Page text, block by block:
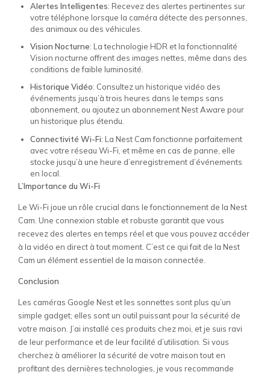
Alertes Intelligentes: Recevez des alertes pertinentes sur
votre téléphone lorsque la caméra détecte des personnes,
des animaux ou des véhicules.
Vision Nocturne: La technologie HDR et la fonctionnalité
Vision nocturne offrent des images nettes, même dans des
conditions de faible luminosité.
Historique Vidéo: Consultez un historique vidéo des
événements jusqu’à trois heures dans le temps sans
abonnement, ou ajoutez un abonnement Nest Aware pour
un historique plus étendu.
Connectivité Wi-Fi: La Nest Cam fonctionne parfaitement
avec votre réseau Wi-Fi, et même en cas de panne, elle
stocke jusqu’à une heure d’enregistrement d’événements
en local.
L’Importance du Wi-Fi
Le Wi-Fi joue un rôle crucial dans le fonctionnement de la Nest
Cam. Une connexion stable et robuste garantit que vous
recevez des alertes en temps réel et que vous pouvez accéder
à la vidéo en direct à tout moment. C’est ce qui fait de la Nest
Cam un élément essentiel de la maison connectée.
Conclusion
Les caméras Google Nest et les sonnettes sont plus qu’un
simple gadget; elles sont un outil puissant pour la sécurité de
votre maison. J’ai installé ces produits chez moi, et je suis ravi
de leur performance et de leur facilité d’utilisation. Si vous
cherchez à améliorer la sécurité de votre maison tout en
profitant des dernières technologies, je vous recommande